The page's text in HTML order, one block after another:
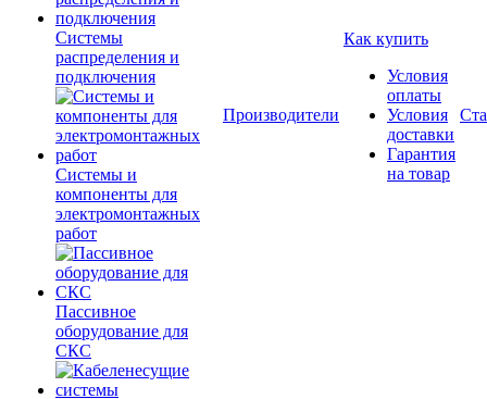
Системы
распределения и
подключения
Системы и
компоненты для
электромонтажных
работ
Пассивное
оборудование для
СКС
Производители
Как купить
Условия
оплаты
Условия
доставки
Гарантия
на товар